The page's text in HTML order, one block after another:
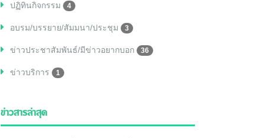
ปฏิทินกิจกรรม 4
อบรม/บรรยาย/สัมมนา/ประชุม 3
ข่าวประชาสัมพันธ์/มีข่าวอยากบอก 36
ข่าวบริการ 1
ข่าวสารล่าสุด